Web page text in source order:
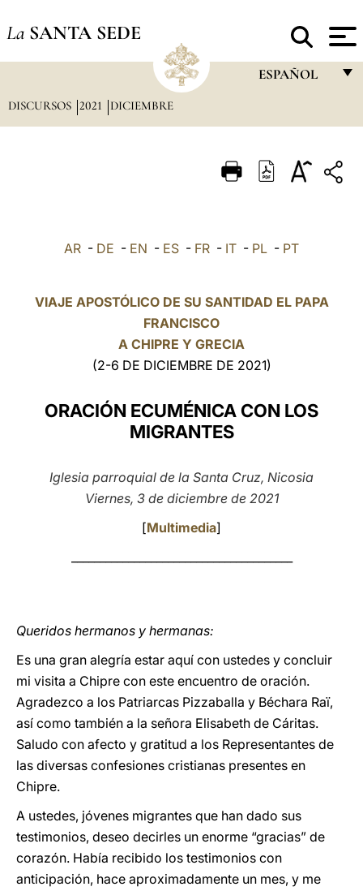
La SANTA SEDE
ESPAÑOL
ITALIANO
POLSKI
中文
DISCURSOS 2021 DICIEMBRE
AR - DE - EN - ES - FR - IT - PL - PT
VIAJE APOSTÓLICO DE SU SANTIDAD EL PAPA
FRANCISCO
A CHIPRE Y GRECIA
(2-6 DE DICIEMBRE DE 2021)
ORACIÓN ECUMÉNICA CON LOS
MIGRANTES
Iglesia parroquial de la Santa Cruz, Nicosia
Viernes, 3 de diciembre de 2021
[Multimedia]
Queridos hermanos y hermanas:
Es una gran alegría estar aquí con ustedes y concluir
mi visita a Chipre con este encuentro de oración.
Agradezco a los Patriarcas Pizzaballa y Béchara Raï,
así como también a la señora Elisabeth de Cáritas.
Saludo con afecto y gratitud a los Representantes de
las diversas confesiones cristianas presentes en
Chipre.
A ustedes, jóvenes migrantes que han dado sus
testimonios, deseo decirles un enorme “gracias” de
corazón. Había recibido los testimonios con
anticipación, hace aproximadamente un mes, y me